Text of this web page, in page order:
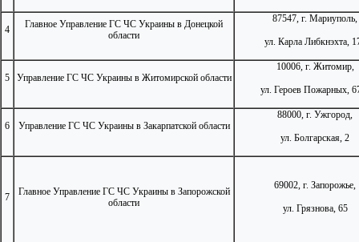
4
Главное Управление ГС ЧС Украины в Донецкой
области
87547, г. Мариуполь,
ул. Карла Либкнэхта,
5 Управление ГС ЧС Украины в Житомирской области
10006, г. Житомир,
ул. Героев Пожарных,
6 Управление ГС ЧС Украины в Закарпатской области
88000, г. Ужгород,
ул. Болгарская, 2
7
Главное Управление ГС ЧС Украины в Запорожской
области
69002, г. Запорожье,
ул. Грязнова, 65